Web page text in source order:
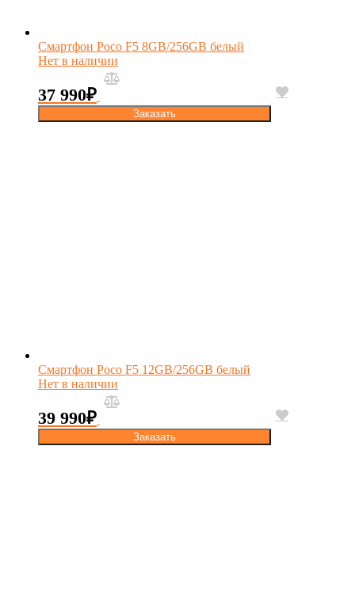
Смартфон Poco F5 8GB/256GB белый
Нет в наличии
37 990₽
Заказать
Смартфон Poco F5 12GB/256GB белый
Нет в наличии
39 990₽
Заказать